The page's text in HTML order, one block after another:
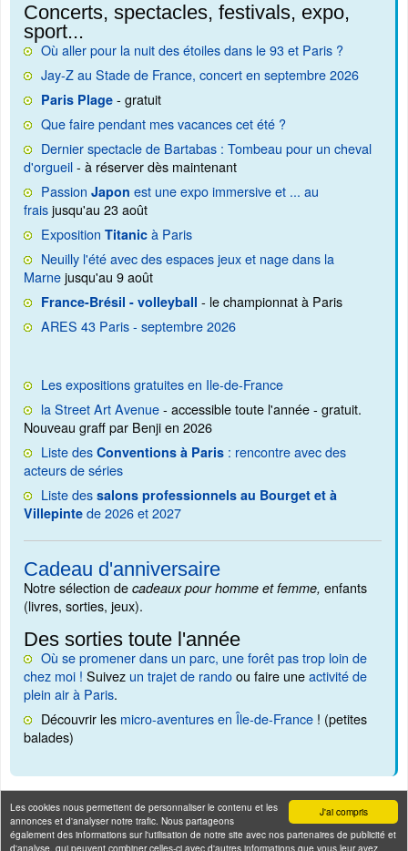
J'ai compris
Les cookies nous permettent de personnaliser le contenu et les
annonces et d'analyser notre trafic. Nous partageons
également des informations sur l'utilisation de notre site avec nos partenaires de publicité et
d'analyse, qui peuvent combiner celles-ci avec d'autres informations que vous leur avez
Concerts, spectacles, festivals, expo,
sport...
Où aller pour la nuit des étoiles dans le 93 et Paris ?
Jay-Z au Stade de France, concert en septembre 2026
Paris Plage - gratuit
Que faire pendant mes vacances cet été ?
Dernier spectacle de Bartabas : Tombeau pour un cheval
d'orgueil- à réserver dès maintenant
Passion Japon est une expo immersive et ... au
fraisjusqu'au 23 août
Exposition Titanic à Paris
Neuilly l'été avec des espaces jeux et nage dans la
Marnejusqu'au 9 août
France-Brésil - volleyball - le championnat à Paris
ARES 43 Paris - septembre 2026
Les expositions gratuites en Ile-de-France
la Street Art Avenue- accessible toute l'année - gratuit.
Nouveau graff par Benji en 2026
Liste des Conventions à Paris : rencontre avec des
acteurs de séries
Liste des salons professionnels au Bourget et à
Villepinte de 2026 et 2027
Cadeau d'anniversaire
Notre sélection de cadeaux pour homme et femme, enfants
(livres, sorties, jeux).
Des sorties toute l'année
Où se promener dans un parc, une forêt pas trop loin de
chez moi ! Suivez un trajet de randoou faire uneactivité de
plein air à Paris.
Découvrir les micro-aventures en Île-de-France ! (petites
balades)